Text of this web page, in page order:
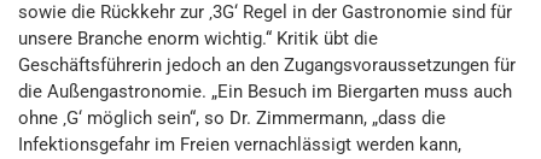
sowie die Rückkehr zur ‚3G‘ Regel in der Gastronomie sind für
unsere Branche enorm wichtig.“ Kritik übt die
Geschäftsführerin jedoch an den Zugangsvoraussetzungen für
die Außengastronomie. „Ein Besuch im Biergarten muss auch
ohne ‚G‘ möglich sein“, so Dr. Zimmermann, „dass die
Infektionsgefahr im Freien vernachlässigt werden kann,